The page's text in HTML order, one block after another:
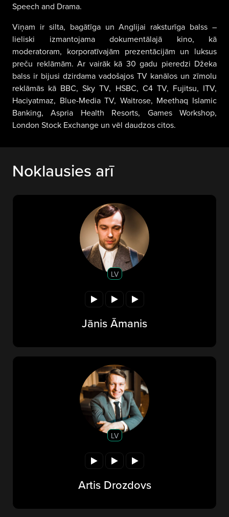
Speech and Drama.
Viņam ir silta, bagātīga un Anglijai raksturīga balss –
lieliski izmantojama dokumentālajā kino, kā
moderatoram, korporatīvajām prezentācijām un luksus
preču reklāmām. Ar vairāk kā 30 gadu pieredzi Džeka
balss ir bijusi dzirdama vadošajos TV kanālos un zīmolu
reklāmās kā BBC, Sky TV, HSBC, C4 TV, Fujitsu, ITV,
Haciyatmaz, Blue-Media TV, Waitrose, Meethaq Islamic
Banking, Aspria Health Resorts, Games Workshop,
London Stock Exchange un vēl daudzos citos.
Noklausies arī
LV
Jānis Āmanis
LV
Artis Drozdovs